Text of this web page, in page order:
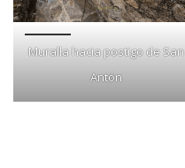
Muralla hacia postigo de San
Antón